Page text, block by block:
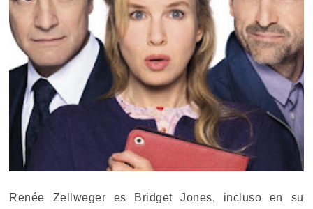
Renée Zellweger es Bridget Jones, incluso en su